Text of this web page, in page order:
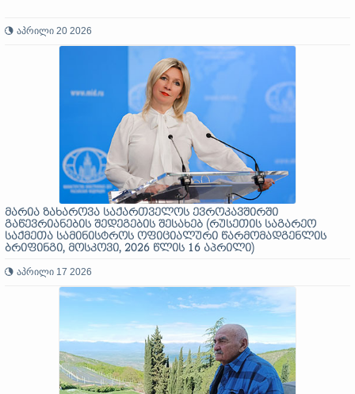
აპრილი 20 2026
მარია ზახაროვა საქართველოს ევროკავშირში
გაწევრიანების შედეგების შესახებ (რუსეთის საგარეო
საქმეთა სამინისტროს ოფიციალური წარმომადგენლის
ბრიფინგი, მოსკოვი, 2026 წლის 16 აპრილი)
აპრილი 17 2026